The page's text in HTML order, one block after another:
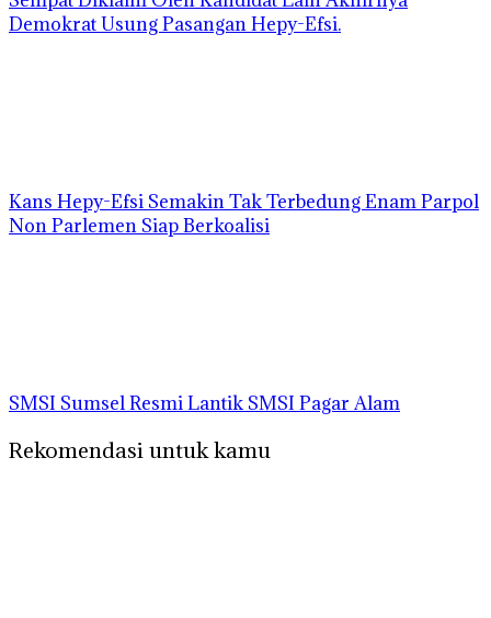
Demokrat Usung Pasangan Hepy-Efsi.
Kans Hepy-Efsi Semakin Tak Terbedung Enam Parpol
Non Parlemen Siap Berkoalisi
SMSI Sumsel Resmi Lantik SMSI Pagar Alam
Rekomendasi untuk kamu